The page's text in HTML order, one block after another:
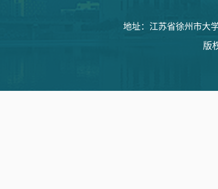
地址：江苏省徐州市大
版